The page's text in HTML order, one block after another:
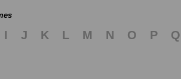
I J K L M N O P Q